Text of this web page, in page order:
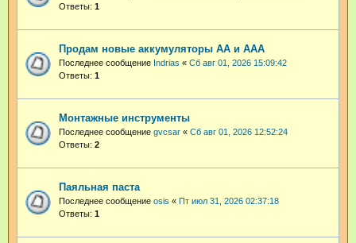
Ответы: 1
Продам новые аккумуляторы АА и ААА
Последнее сообщение Indrias « Сб авг 01, 2026 15:09:42
Ответы: 1
Монтажные инструменты
Последнее сообщение gvcsar « Сб авг 01, 2026 12:52:24
Ответы: 2
Паяльная паста
Последнее сообщение osis « Пт июл 31, 2026 02:37:18
Ответы: 1